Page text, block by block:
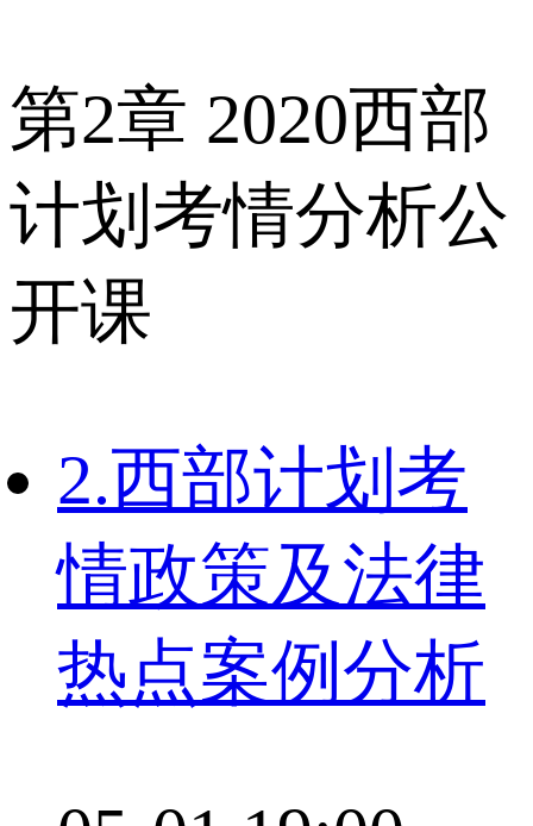
第2章 2020西部
计划考情分析公
开课
2.西部计划考
情政策及法律
热点案例分析